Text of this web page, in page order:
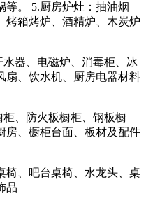
。 5.厨房炉灶：抽油烟
烤箱烤炉、酒精炉、木炭炉
器、电磁炉、消毒柜、冰
扇、饮水机、厨房电器材料
、防火板橱柜、钢板橱
房、橱柜台面、板材及配件
椅、吧台桌椅、水龙头、桌
品